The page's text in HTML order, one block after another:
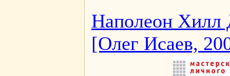
Наполеон Хилл
[Олег Исаев,